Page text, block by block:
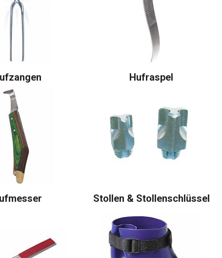
Hufraspel
Stollen & Stollenschlüssel